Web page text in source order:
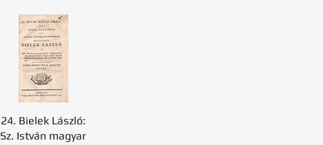
24. Bielek László:
Sz. István magyar